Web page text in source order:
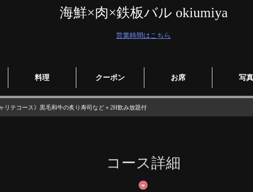
海鮮×肉×鉄板バル okiumiya
営業時間はこちら
料理 クーポン お席 写真
リテコース》黒毛和牛の炙り寿司など＋2H飲み放題付
コース詳細